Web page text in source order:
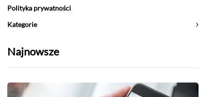
Polityka prywatności
Kategorie
Najnowsze